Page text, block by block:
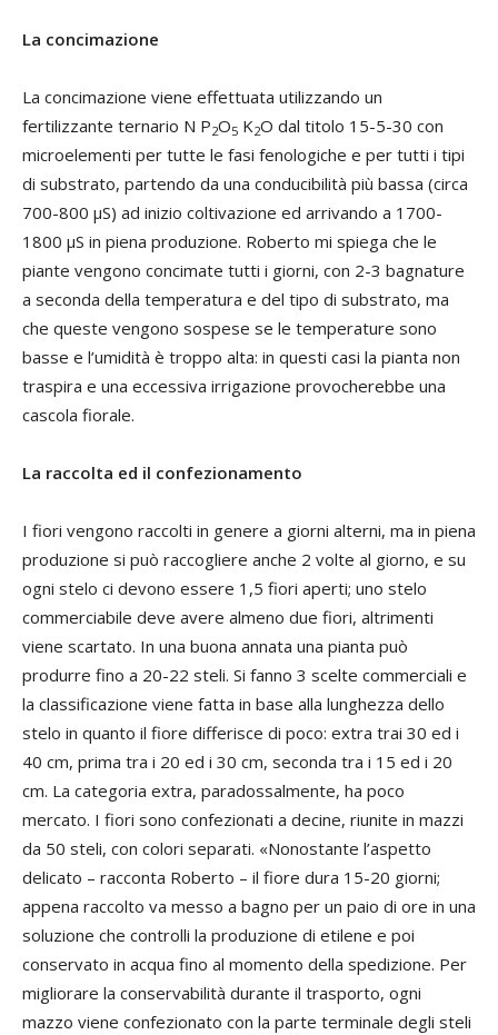
La concimazione
La concimazione viene effettuata utilizzando un
fertilizzante ternario N P2O5 K2O dal titolo 15-5-30 con
microelementi per tutte le fasi fenologiche e per tutti i tipi
di substrato, partendo da una conducibilità più bassa (circa
700-800 µS) ad inizio coltivazione ed arrivando a 1700-
1800 µS in piena produzione. Roberto mi spiega che le
piante vengono concimate tutti i giorni, con 2-3 bagnature
a seconda della temperatura e del tipo di substrato, ma
che queste vengono sospese se le temperature sono
basse e l’umidità è troppo alta: in questi casi la pianta non
traspira e una eccessiva irrigazione provocherebbe una
cascola fiorale.
La raccolta ed il confezionamento
I fiori vengono raccolti in genere a giorni alterni, ma in piena
produzione si può raccogliere anche 2 volte al giorno, e su
ogni stelo ci devono essere 1,5 fiori aperti; uno stelo
commerciabile deve avere almeno due fiori, altrimenti
viene scartato. In una buona annata una pianta può
produrre fino a 20-22 steli. Si fanno 3 scelte commerciali e
la classificazione viene fatta in base alla lunghezza dello
stelo in quanto il fiore differisce di poco: extra trai 30 ed i
40 cm, prima tra i 20 ed i 30 cm, seconda tra i 15 ed i 20
cm. La categoria extra, paradossalmente, ha poco
mercato. I fiori sono confezionati a decine, riunite in mazzi
da 50 steli, con colori separati. «Nonostante l’aspetto
delicato – racconta Roberto – il fiore dura 15-20 giorni;
appena raccolto va messo a bagno per un paio di ore in una
soluzione che controlli la produzione di etilene e poi
conservato in acqua fino al momento della spedizione. Per
migliorare la conservabilità durante il trasporto, ogni
mazzo viene confezionato con la parte terminale degli steli